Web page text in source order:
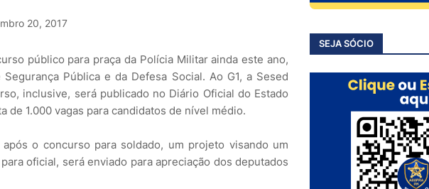
20, 2017
público para praça da Polícia Militar ainda este ano,
Pública e da Defesa Social. Ao G1, a Sesed
inclusive, será publicado no Diário Oficial do Estado
de 1.000 vagas para candidatos de nível médio.
o concurso para soldado, um projeto visando um
oficial, será enviado para apreciação dos deputados
SEJA SÓCIO